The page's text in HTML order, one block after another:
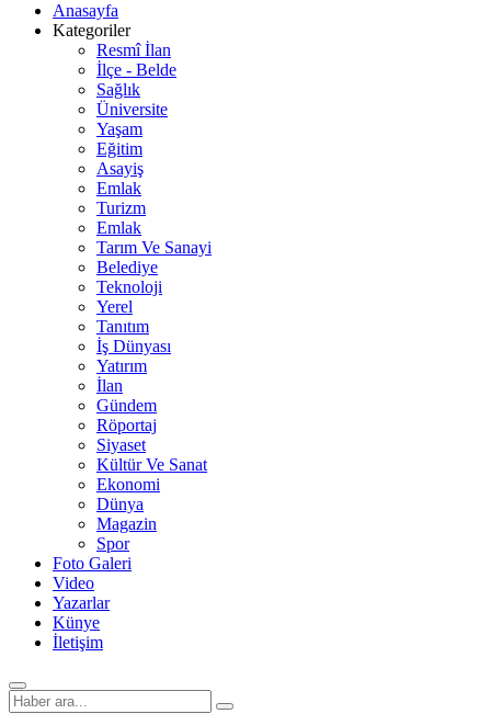
Anasayfa
Kategoriler
Resmî İlan
İlçe - Belde
Sağlık
Üniversite
Yaşam
Eğitim
Asayiş
Emlak
Turizm
Emlak
Tarım Ve Sanayi
Belediye
Teknoloji
Yerel
Tanıtım
İş Dünyası
Yatırım
İlan
Gündem
Röportaj
Siyaset
Kültür Ve Sanat
Ekonomi
Dünya
Magazin
Spor
Foto Galeri
Video
Yazarlar
Künye
İletişim